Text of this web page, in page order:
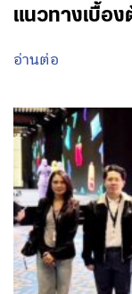
แนวทางเบื้อง
อ่านต่อ